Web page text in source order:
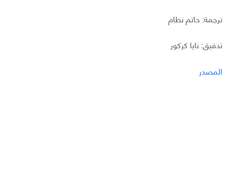
ترجمة: حاتم نظام
تدقيق: نايا كركور
المصدر